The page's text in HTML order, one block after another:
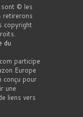
sont © les
retirerons
copyright
du
participe
Europe
conçu pour
une
liens vers